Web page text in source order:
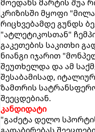
მოედანს მარტის შუა
კრიზისში მყოფი
რიცხვებამდე გუნდს
"ატლეტიკოსთან"
გაკეთების საკითხი
ნიანგი იჯარით
შეუთხელდა და ამ
შესაბამისად,
ზამთრის
შეეცდებიან.
კანდიდატი
"გაძეტა დელო